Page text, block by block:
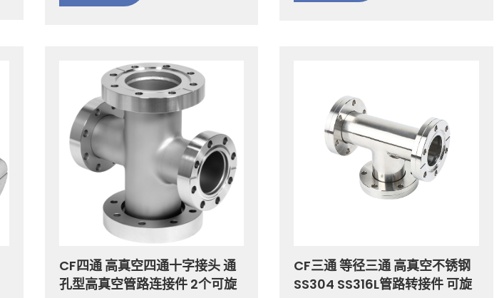
CF四通 高真空四通十字接头 通
孔型高真空管路连接件 2个可旋
CF三通 等径三通 高真空不锈钢
SS304 SS316L管路转接件 可旋